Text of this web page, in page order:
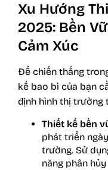
Xu Hướng
2025: Bền
Cảm Xúc
Để chiến thắng
kế bao bì của bạn
định hình thị trường
Thiết kế bền
phát triển
trường. Sử
năng phân